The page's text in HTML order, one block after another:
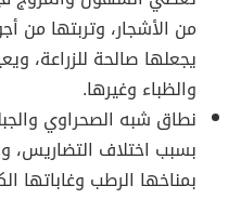
من الأشجار، وتربتها من
يجعلها صالحة للزراعة،
والظباء وغيرها.
نطاق شبه الصحراوي
بسبب اختلاف التضاريس،
بمناخها الرطب وغاباتها